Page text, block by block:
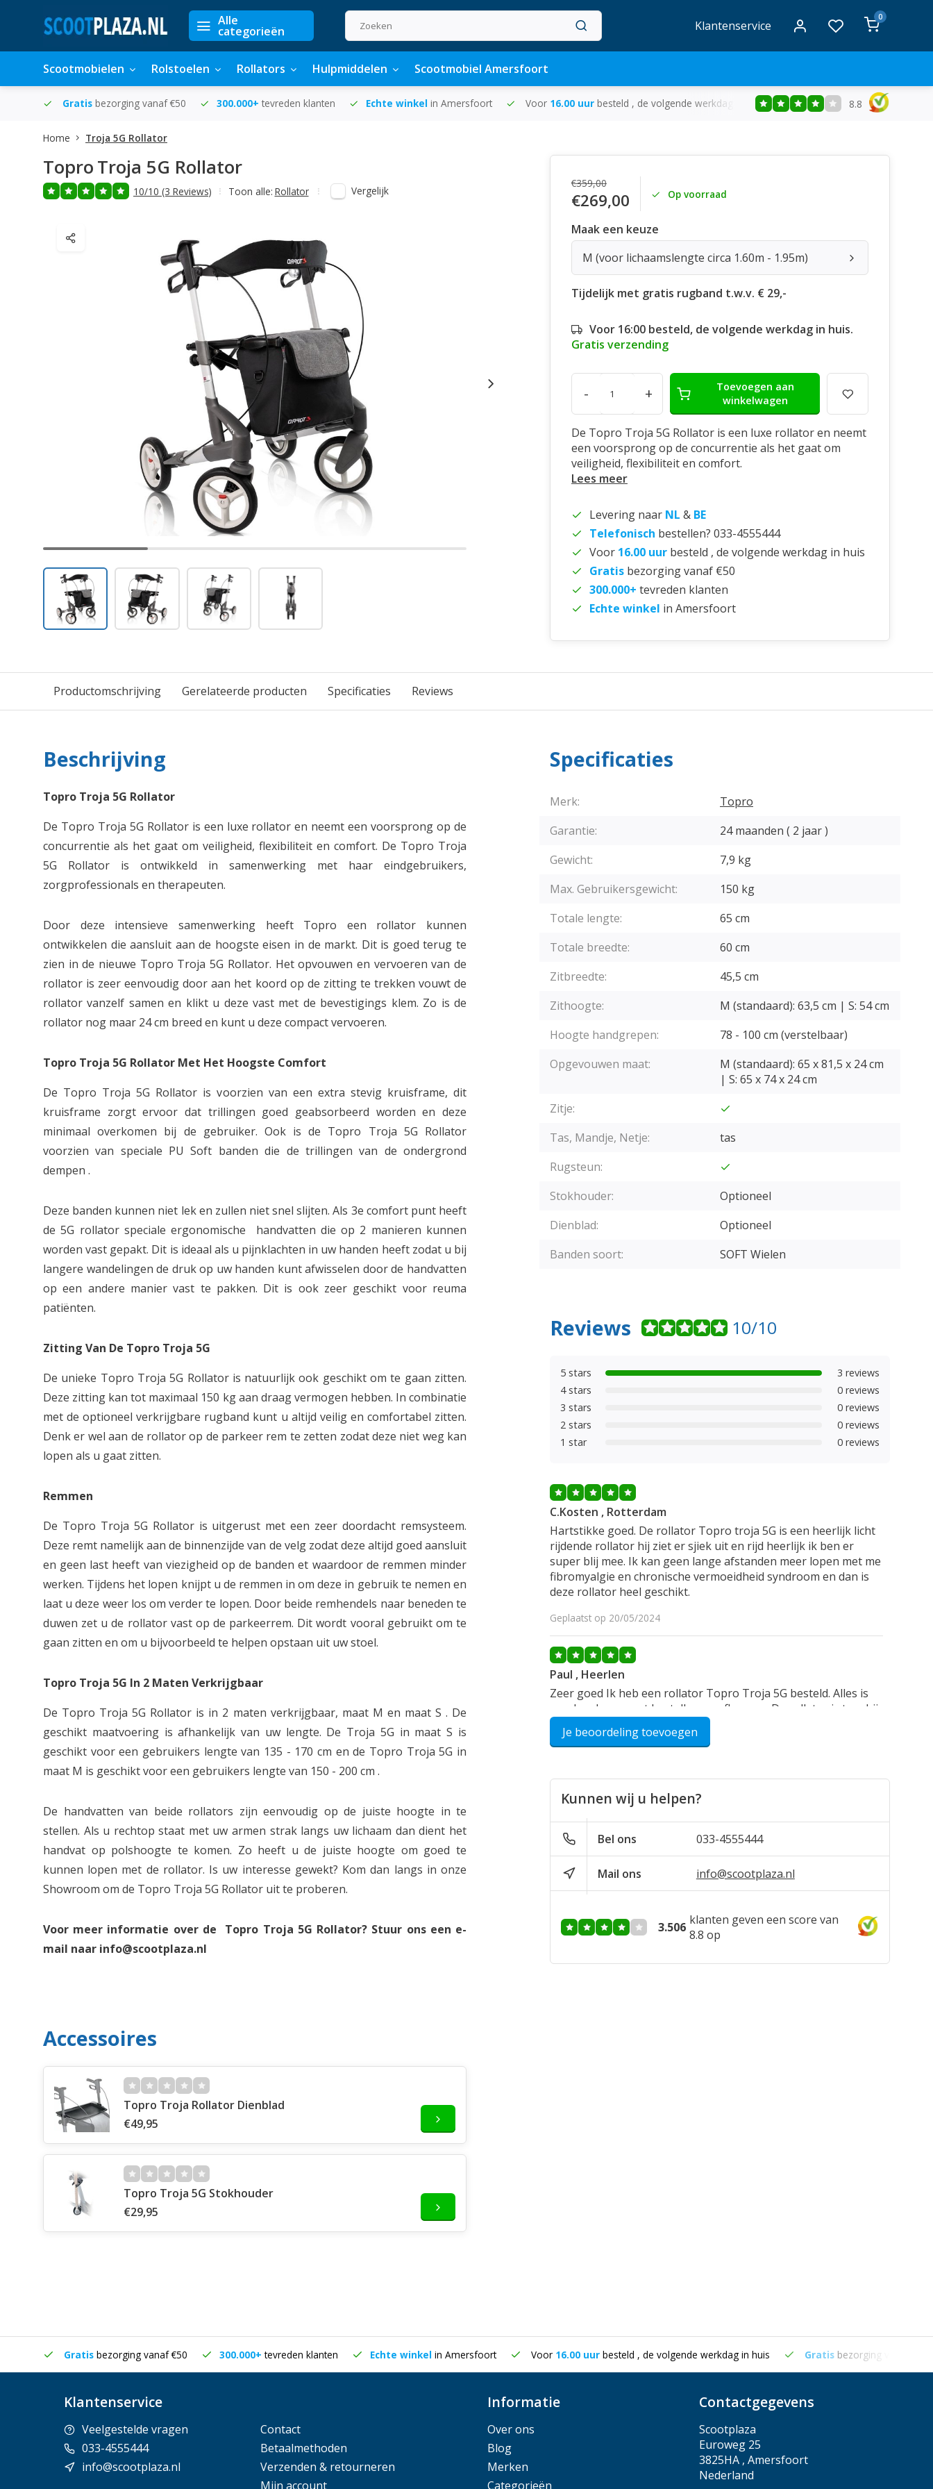
Alle
categorieën Klantenservice
0
Scootmobielen Rolstoelen Rollators Hulpmiddelen Scootmobiel Amersfoort
Gratis bezorging vanaf €50 300.000+ tevreden klanten Echte winkel in Amersfoort Voor 16.00 uur besteld , de volgende werkdag in huis Gratisbezorging vanaf €50
8.8
Home Troja 5G Rollator
Topro Troja 5G Rollator
10/10 (3 Reviews) Toon alle: Rollator Vergelijk
€359,00
€269,00 Op voorraad
Maak een keuze
M (voor lichaamslengte circa 1.60m - 1.95m)
Tijdelijk met gratis rugband t.w.v. € 29,-
Voor 16:00 besteld, de volgende werkdag in huis.
Gratis verzending
- +
Toevoegen aan
winkelwagen
De Topro Troja 5G Rollator is een luxe rollator en neemt
een voorsprong op de concurrentie als het gaat om
veiligheid, flexibiliteit en comfort.
Lees meer
Levering naar NL & BE
Telefonisch bestellen? 033-4555444
Voor 16.00 uur besteld , de volgende werkdag in huis
Gratis bezorging vanaf €50
300.000+ tevreden klanten
Echte winkel in Amersfoort
Productomschrijving Gerelateerde producten Specificaties Reviews
Beschrijving
Topro Troja 5G Rollator
De Topro Troja 5G Rollator is een luxe rollator en neemt een voorsprong op de
concurrentie als het gaat om veiligheid, flexibiliteit en comfort. De Topro Troja
5G Rollator is ontwikkeld in samenwerking met haar eindgebruikers,
zorgprofessionals en therapeuten.
Door deze intensieve samenwerking heeft Topro een rollator kunnen
ontwikkelen die aansluit aan de hoogste eisen in de markt. Dit is goed terug te
zien in de nieuwe Topro Troja 5G Rollator. Het opvouwen en vervoeren van de
rollator is zeer eenvoudig door aan het koord op de zitting te trekken vouwt de
rollator vanzelf samen en klikt u deze vast met de bevestigings klem. Zo is de
rollator nog maar 24 cm breed en kunt u deze compact vervoeren.
Topro Troja 5G Rollator Met Het Hoogste Comfort
De Topro Troja 5G Rollator is voorzien van een extra stevig kruisframe, dit
kruisframe zorgt ervoor dat trillingen goed geabsorbeerd worden en deze
minimaal overkomen bij de gebruiker. Ook is de Topro Troja 5G Rollator
voorzien van speciale PU Soft banden die de trillingen van de ondergrond
dempen .
Deze banden kunnen niet lek en zullen niet snel slijten. Als 3e comfort punt heeft
de 5G rollator speciale ergonomische handvatten die op 2 manieren kunnen
worden vast gepakt. Dit is ideaal als u pijnklachten in uw handen heeft zodat u bij
langere wandelingen de druk op uw handen kunt afwisselen door de handvatten
op een andere manier vast te pakken. Dit is ook zeer geschikt voor reuma
patiënten.
Zitting Van De Topro Troja 5G
De unieke Topro Troja 5G Rollator is natuurlijk ook geschikt om te gaan zitten.
Deze zitting kan tot maximaal 150 kg aan draag vermogen hebben. In combinatie
met de optioneel verkrijgbare rugband kunt u altijd veilig en comfortabel zitten.
Denk er wel aan de rollator op de parkeer rem te zetten zodat deze niet weg kan
lopen als u gaat zitten.
Remmen
De Topro Troja 5G Rollator is uitgerust met een zeer doordacht remsysteem.
Deze remt namelijk aan de binnenzijde van de velg zodat deze altijd goed aansluit
en geen last heeft van viezigheid op de banden et waardoor de remmen minder
werken. Tijdens het lopen knijpt u de remmen in om deze in gebruik te nemen en
laat u deze weer los om verder te lopen. Door beide remhendels naar beneden te
duwen zet u de rollator vast op de parkeerrem. Dit wordt vooral gebruikt om te
gaan zitten en om u bijvoorbeeld te helpen opstaan uit uw stoel.
Topro Troja 5G In 2 Maten Verkrijgbaar
De Topro Troja 5G Rollator is in 2 maten verkrijgbaar, maat M en maat S . De
geschikt maatvoering is afhankelijk van uw lengte. De Troja 5G in maat S is
geschikt voor een gebruikers lengte van 135 - 170 cm en de Topro Troja 5G in
maat M is geschikt voor een gebruikers lengte van 150 - 200 cm .
De handvatten van beide rollators zijn eenvoudig op de juiste hoogte in te
stellen. Als u rechtop staat met uw armen strak langs uw lichaam dan dient het
handvat op polshoogte te komen. Zo heeft u de juiste hoogte om goed te
kunnen lopen met de rollator. Is uw interesse gewekt? Kom dan langs in onze
Showroom om de Topro Troja 5G Rollator uit te proberen.
Voor meer informatie over de Topro Troja 5G Rollator? Stuur ons een e-
mail naar info@scootplaza.nl
Accessoires
Topro Troja Rollator Dienblad
€49,95
Topro Troja 5G Stokhouder
€29,95
Specificaties
Merk:
Topro
Garantie:
24 maanden ( 2 jaar )
Gewicht:
7,9 kg
Max. Gebruikersgewicht:
150 kg
Totale lengte:
65 cm
Totale breedte:
60 cm
Zitbreedte:
45,5 cm
Zithoogte:
M (standaard): 63,5 cm | S: 54 cm
Hoogte handgrepen:
78 - 100 cm (verstelbaar)
Opgevouwen maat:
M (standaard): 65 x 81,5 x 24 cm
| S: 65 x 74 x 24 cm
Zitje:
Tas, Mandje, Netje:
tas
Rugsteun:
Stokhouder:
Optioneel
Dienblad:
Optioneel
Banden soort:
SOFT Wielen
Reviews 10/10
5 stars
3 reviews
4 stars
0 reviews
3 stars
0 reviews
2 stars
0 reviews
1 star
0 reviews
C.Kosten , Rotterdam
Hartstikke goed. De rollator Topro troja 5G is een heerlijk licht
rijdende rollator hij ziet er sjiek uit en rijd heerlijk ik ben er
super blij mee. Ik kan geen lange afstanden meer lopen met me
fibromyalgie en chronische vermoeidheid syndroom en dan is
deze rollator heel geschikt.
Geplaatst op 20/05/2024
Paul , Heerlen
Zeer goed Ik heb een rollator Topro Troja 5G besteld. Alles is
goed verlopen met bestellen en afleveren. De rollator is top, hij
doet aan alle verwachtingen.
Geplaatst op 20/01/2023
Ludovic
Mijn oma is maar een tenger vrouwtje en merkte dat ze nogal
wat moeite ondervond bij het vooruitduwen van haar oude
rollator, en nu we deze hebben gaat het een stuk vloeiender,
we vinden het erg leuk om te zien hoe ze er mee omgaat.
Je beoordeling toevoegen
Kunnen wij u helpen?
Bel ons 033-4555444
Mail ons info@scootplaza.nl
3.506 klanten geven een score van
8.8 op
Gratis bezorging vanaf €50 300.000+tevreden klanten Echte winkel in Amersfoort Voor 16.00 uur besteld , de volgende werkdag in huis Gratis bezorging vanaf €50
Klantenservice
Veelgestelde vragen
033-4555444
info@scootplaza.nl
Contact
Betaalmethoden
Verzenden & retourneren
Mijn account
Informatie
Over ons
Blog
Merken
Categorieën
Contactgegevens
Scootplaza
Euroweg 25
3825HA , Amersfoort
Nederland